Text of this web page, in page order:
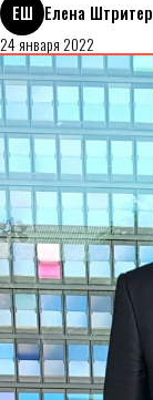
ЕШ Елена Штритер
24 января 2022